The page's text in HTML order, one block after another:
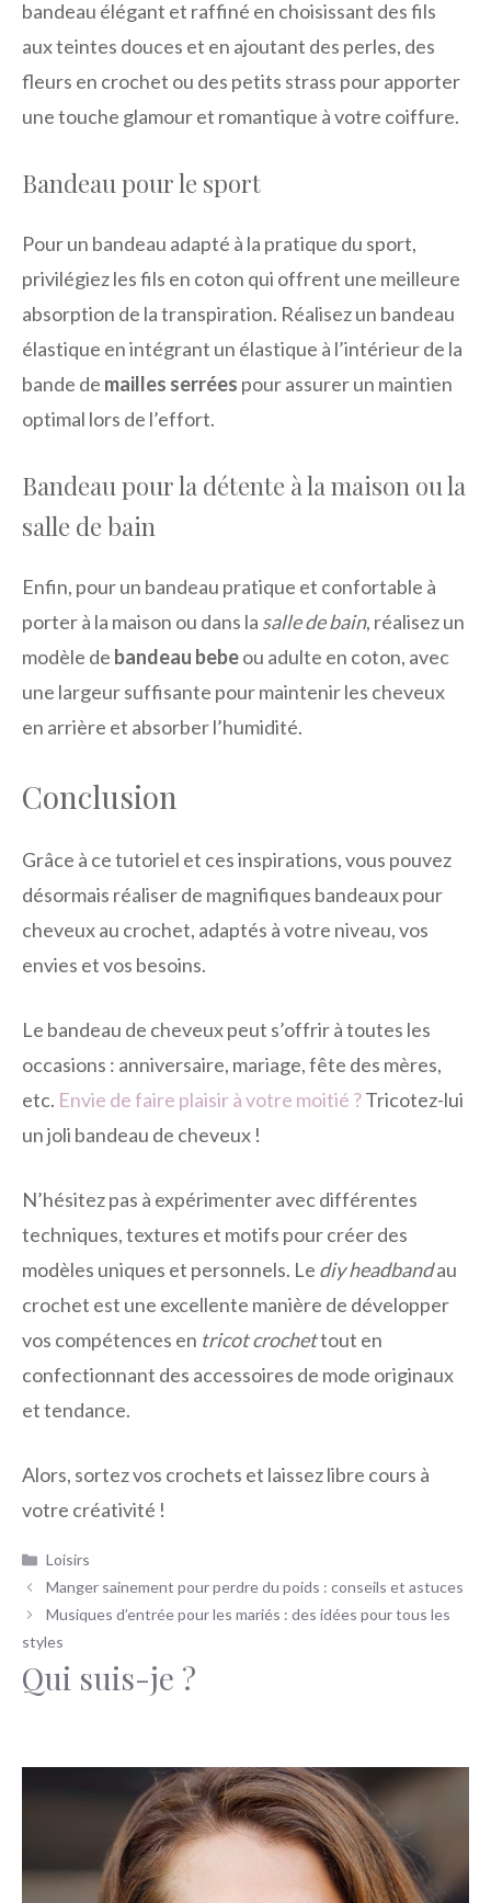
bandeau élégant et raffiné en choisissant des fils
aux teintes douces et en ajoutant des perles, des
fleurs en crochet ou des petits strass pour apporter
une touche glamour et romantique à votre coiffure.
Bandeau pour le sport
Pour un bandeau adapté à la pratique du sport,
privilégiez les fils en coton qui offrent une meilleure
absorption de la transpiration. Réalisez un bandeau
élastique en intégrant un élastique à l’intérieur de la
bande de mailles serrées pour assurer un maintien
optimal lors de l’effort.
Bandeau pour la détente à la maison ou la
salle de bain
Enfin, pour un bandeau pratique et confortable à
porter à la maison ou dans la salle de bain, réalisez un
modèle de bandeau bebeou adulte en coton, avec
une largeur suffisante pour maintenir les cheveux
en arrière et absorber l’humidité.
Conclusion
Grâce à ce tutoriel et ces inspirations, vous pouvez
désormais réaliser de magnifiques bandeaux pour
cheveux au crochet, adaptés à votre niveau, vos
envies et vos besoins.
Le bandeau de cheveux peut s’offrir à toutes les
occasions : anniversaire, mariage, fête des mères,
etc. Envie de faire plaisir à votre moitié ?Tricotez-lui
un joli bandeau de cheveux !
N’hésitez pas à expérimenter avec différentes
techniques, textures et motifs pour créer des
modèles uniques et personnels. Le diy headbandau
crochet est une excellente manière de développer
vos compétences en tricot crochettout en
confectionnant des accessoires de mode originaux
et tendance.
Alors, sortez vos crochets et laissez libre cours à
votre créativité !
Catégories
Loisirs
Manger sainement pour perdre du poids : conseils et astuces
Musiques d’entrée pour les mariés : des idées pour tous les
styles
Qui suis-je ?